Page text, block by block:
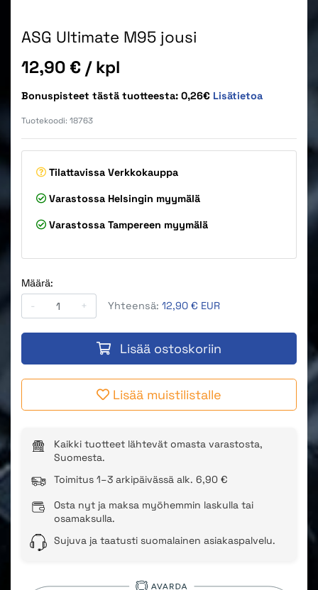
ASG Ultimate M95 jousi
Hinta
12,90 € / kpl
Bonuspisteet tästä tuotteesta: 0,26€ Lisätietoa
Tuotekoodi: 18763
Tilattavissa Verkkokauppa
Varastossa Helsingin myymälä
Varastossa Tampereen myymälä
Määrä:
-
+ Yhteensä: 12,90 € EUR
Lisää ostoskoriin
Lisää muistilistalle
Kaikki tuotteet lähtevät omasta varastosta,
Suomesta.
Toimitus 1–3 arkipäivässä alk. 6,90 €
Osta nyt ja maksa myöhemmin laskulla tai
osamaksulla.
Sujuva ja taatusti suomalainen asiakaspalvelu.